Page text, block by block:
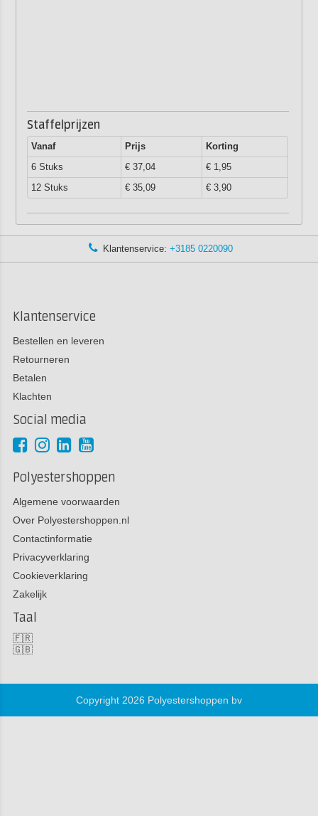
Staffelprijzen
Vanaf Prijs
Korting
6 Stuks
€ 37,04
€ 1,95
12 Stuks
€ 35,09 € 3,90
Klantenservice: +3185 0220090
Klantenservice
Bestellen en leveren
Retourneren
Betalen
Klachten
Social media
Polyestershoppen
Algemene voorwaarden
Over Polyestershoppen.nl
Contactinformatie
Privacyverklaring
Cookieverklaring
Zakelijk
Taal
🇫🇷
🇬🇧
Copyright 2026 Polyestershoppen bv